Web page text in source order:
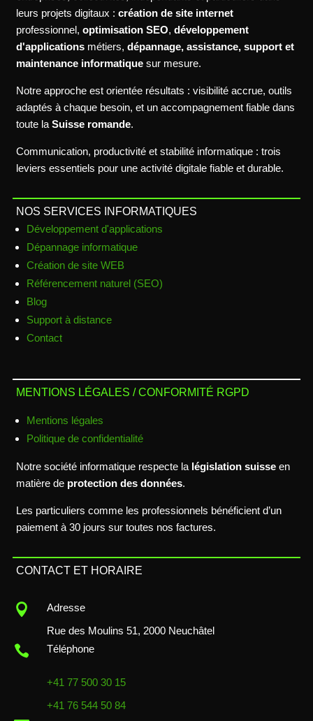
leurs projets digitaux : création de site internet
professionnel, optimisation SEO, développement
d'applicationsmétiers, dépannage, assistance, support et
maintenance informatiquesur mesure.
Notre approche est orientée résultats : visibilité accrue, outils
adaptés à chaque besoin, et un accompagnement fiable dans
toute la Suisse romande.
Communication, productivité et stabilité informatique : trois
leviers essentiels pour une activité digitale fiable et durable.
NOS SERVICES INFORMATIQUES
Développement d'applications
Dépannage informatique
Création de site WEB
Référencement naturel (SEO)
Blog
Support à distance
Contact
MENTIONS LÉGALES / CONFORMITÉ RGPD
Mentions légales
Politique de confidentialité
Notre société informatique respecte la législation suisseen
matière de protection des données.
Les particuliers comme les professionnels bénéficient d’un
paiement à 30 jours sur toutes nos factures.
CONTACT ET HORAIRE

Adresse
Rue des Moulins 51, 2000 Neuchâtel
 Téléphone
+41 77 500 30 15
+41 76 544 50 84